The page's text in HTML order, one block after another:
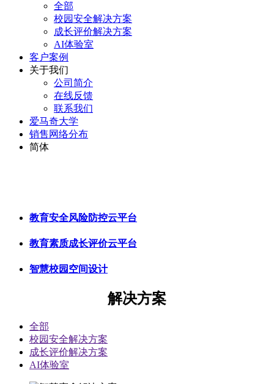
全部
校园安全解决方案
成长评价解决方案
AI体验室
客户案例
关于我们
公司简介
在线反馈
联系我们
爱马奇大学
销售网络分布
简体
教育安全风险防控云平台
教育素质成长评价云平台
智慧校园空间设计
解决方案
全部
校园安全解决方案
成长评价解决方案
AI体验室